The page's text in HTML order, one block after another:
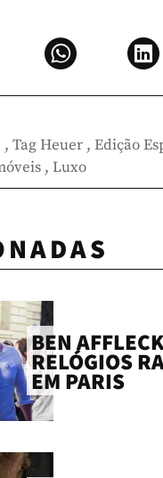
, Tag Heuer , Edição
, Luxo
BEN
RELÓGIOS
EM PARIS